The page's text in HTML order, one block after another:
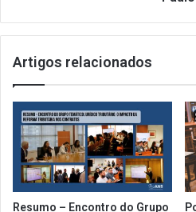
(ICMS-
em
Artigos relacionados
Resumo – Encontro do Grupo